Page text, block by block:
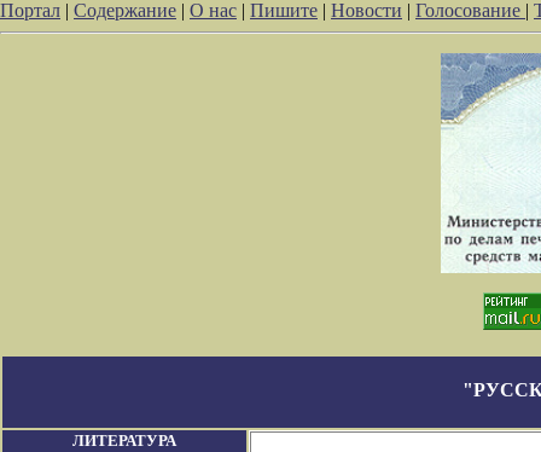
Портал | Содержание | О нас | Пишите | Новости | Голосование |
ЛИТЕРАТУРА